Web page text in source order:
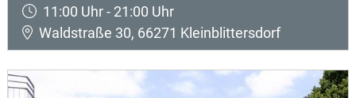
11:00 Uhr - 21:00 Uhr
Waldstraße 30, 66271 Kleinblittersdorf